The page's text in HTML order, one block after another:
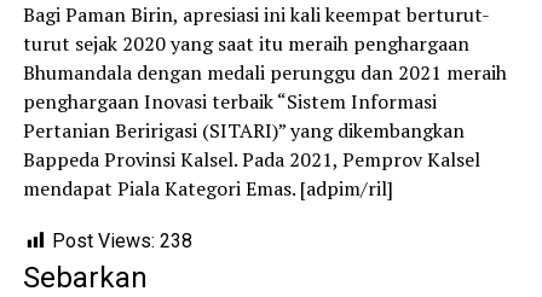
Bagi Paman Birin, apresiasi ini kali keempat berturut-
turut sejak 2020 yang saat itu meraih penghargaan
Bhumandala dengan medali perunggu dan 2021 meraih
penghargaan Inovasi terbaik “Sistem Informasi
Pertanian Beririgasi (SITARI)” yang dikembangkan
Bappeda Provinsi Kalsel. Pada 2021, Pemprov Kalsel
mendapat Piala Kategori Emas. [adpim/ril]
Post Views: 238
Sebarkan